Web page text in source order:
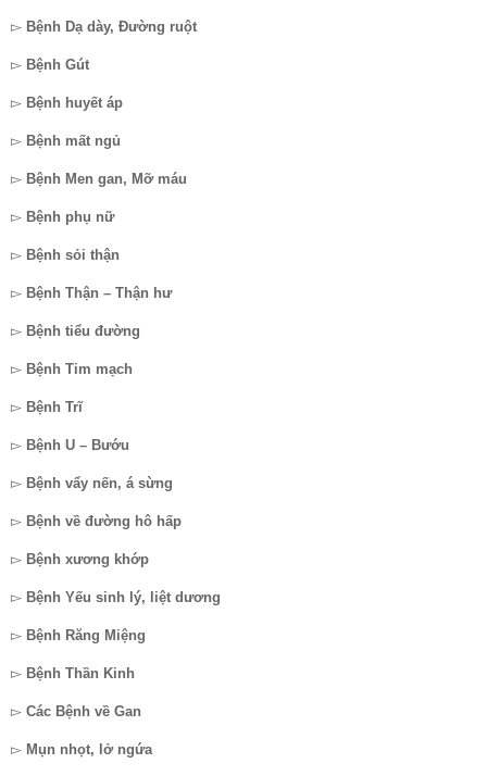
▻ Bệnh Dạ dày, Đường ruột
▻ Bệnh Gút
▻ Bệnh huyết áp
▻ Bệnh mất ngủ
▻ Bệnh Men gan, Mỡ máu
▻ Bệnh phụ nữ
▻ Bệnh sỏi thận
▻ Bệnh Thận – Thận hư
▻ Bệnh tiểu đường
▻ Bệnh Tim mạch
▻ Bệnh Trĩ
▻ Bệnh U – Bướu
▻ Bệnh vẩy nến, á sừng
▻ Bệnh về đường hô hấp
▻ Bệnh xương khớp
▻ Bệnh Yếu sinh lý, liệt dương
▻ Bệnh Răng Miệng
▻ Bệnh Thần Kinh
▻ Các Bệnh về Gan
▻ Mụn nhọt, lở ngứa